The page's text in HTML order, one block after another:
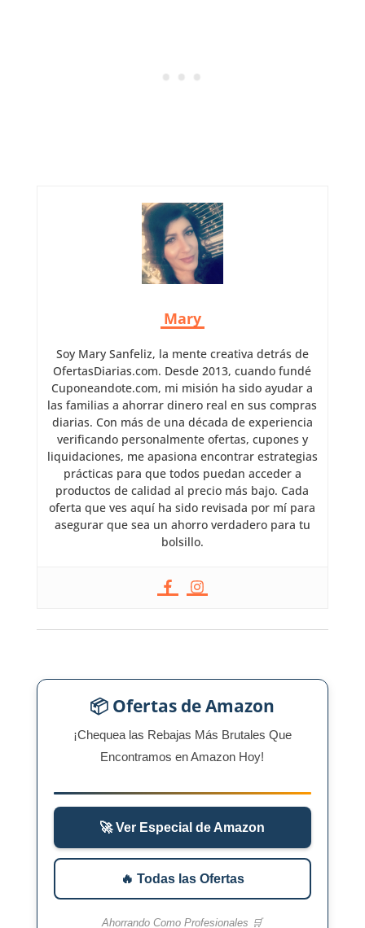
Mary
Soy Mary Sanfeliz, la mente creativa detrás de
OfertasDiarias.com. Desde 2013, cuando fundé
Cuponeandote.com, mi misión ha sido ayudar a
las familias a ahorrar dinero real en sus compras
diarias. Con más de una década de experiencia
verificando personalmente ofertas, cupones y
liquidaciones, me apasiona encontrar estrategias
prácticas para que todos puedan acceder a
productos de calidad al precio más bajo. Cada
oferta que ves aquí ha sido revisada por mí para
asegurar que sea un ahorro verdadero para tu
bolsillo.
📦 Ofertas de Amazon
¡Chequea las Rebajas Más Brutales Que
Encontramos en Amazon Hoy!
🚀 Ver Especial de Amazon
🔥 Todas las Ofertas
Ahorrando Como Profesionales 🛒